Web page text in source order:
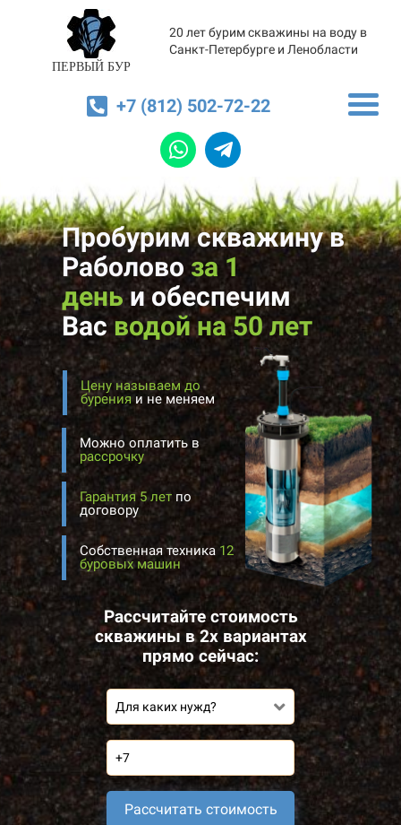
ПЕРВЫЙ БУР
20 лет бурим скважины на воду в
Санкт-Петербурге и Ленобласти
+7 (812) 502-72-22
Пробурим скважину в
Раболовоза 1
деньиобеспечим
Васводой на 50 лет
Цену называем до
буренияи не меняем
Собственная техника 12
буровых машин
Можно оплатить в
рассрочку
Рассчитайте стоимость
скважины в 2х вариантах
прямо сейчас:
Для каких нужд?
Рассчитать стоимость
Гарантия 5 лет по
договору